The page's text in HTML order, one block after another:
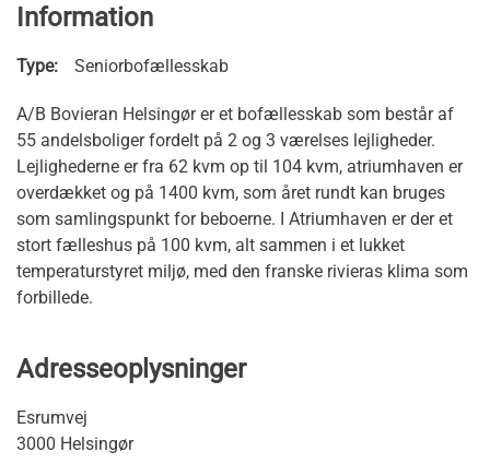
Information
Type: Seniorbofællesskab
A/B Bovieran Helsingør er et bofællesskab som består af
55 andelsboliger fordelt på 2 og 3 værelses lejligheder.
Lejlighederne er fra 62 kvm op til 104 kvm, atriumhaven er
overdækket og på 1400 kvm, som året rundt kan bruges
som samlingspunkt for beboerne. I Atriumhaven er der et
stort fælleshus på 100 kvm, alt sammen i et lukket
temperaturstyret miljø, med den franske rivieras klima som
forbillede.
Adresseoplysninger
Esrumvej
3000 Helsingør